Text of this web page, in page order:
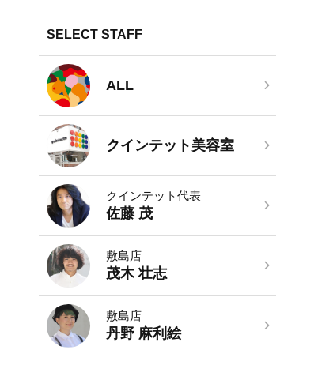
SELECT STAFF
ALL
クインテット美容室
クインテット代表
佐藤 茂
敷島店
茂木 壮志
敷島店
丹野 麻利絵